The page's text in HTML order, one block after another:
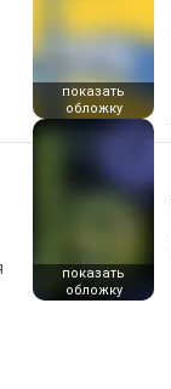
показать
обложку
показать
обложку